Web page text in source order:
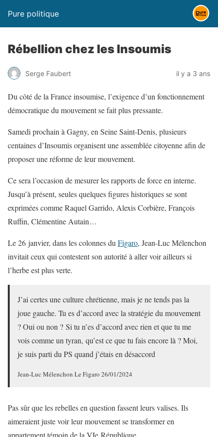
Pure politique
Rébellion chez les Insoumis
Serge Faubert il y a 3 ans
Du côté de la France insoumise, l’exigence d’un fonctionnement
démocratique du mouvement se fait plus pressante.
Samedi prochain à Gagny, en Seine Saint-Denis, plusieurs
centaines d’Insoumis organisent une assemblée citoyenne afin de
proposer une réforme de leur mouvement.
Ce sera l’occasion de mesurer les rapports de force en interne.
Jusqu’à présent, seules quelques figures historiques se sont
exprimées comme Raquel Garrido, Alexis Corbière, François
Ruffin, Clémentine Autain…
Le 26 janvier, dans les colonnes du Figaro, Jean-Luc Mélenchon
invitait ceux qui contestent son autorité à aller voir ailleurs si
l’herbe est plus verte.
J’ai certes une culture chrétienne, mais je ne tends pas la
joue gauche. Tu es d’accord avec la stratégie du mouvement
? Oui ou non ? Si tu n’es d’accord avec rien et que tu me
vois comme un tyran, qu’est ce que tu fais encore là ? Moi,
je suis parti du PS quand j’étais en désaccord
Jean-Luc Mélenchon Le Figaro 26/01/2024
Pas sûr que les rebelles en question fassent leurs valises. Ils
aimeraient juste voir leur mouvement se transformer en
appartement témoin de la VIe République.